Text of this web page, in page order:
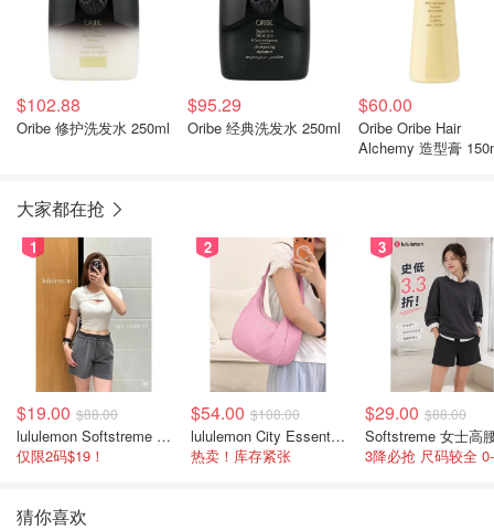
$102.88
Oribe 修护洗发水 250ml
$95.29
Oribe 经典洗发水 250ml
$60.00
Oribe Oribe Hair
Alchemy 造型膏
大家都在抢
1
$19.00 $88.00
lululemon Softstreme 女士高腰短裤 10cm
仅限2码$19！
2
$54.00 $108.00
lululemon City Essentials 肩背包 4L
热卖！库存紧张
3
$29.00 $88.00
猜你喜欢